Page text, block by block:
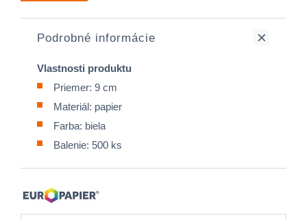
Podrobné informácie
Vlastnosti produktu
Priemer: 9 cm
Materiál: papier
Farba: biela
Balenie: 500 ks